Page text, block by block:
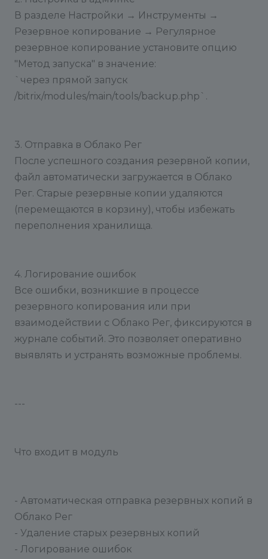
В разделе Настройки → Инструменты →
Резервное копирование → Регулярное
резервное копирование установите опцию
"Метод запуска" в значение:
`через прямой запуск
/bitrix/modules/main/tools/backup.php`.
3. Отправка в Облако Рег
После успешного создания резервной копии,
файл автоматически загружается в Облако
Рег. Старые резервные копии удаляются
(перемещаются в корзину), чтобы избежать
переполнения хранилища.
4. Логирование ошибок
Все ошибки, возникшие в процессе
резервного копирования или при
взаимодействии с Облако Рег, фиксируются в
журнале событий. Это позволяет оперативно
выявлять и устранять возможные проблемы.
---
Что входит в модуль
- Автоматическая отправка резервных копий в
Облако Рег
- Удаление старых резервных копий
- Логирование ошибок